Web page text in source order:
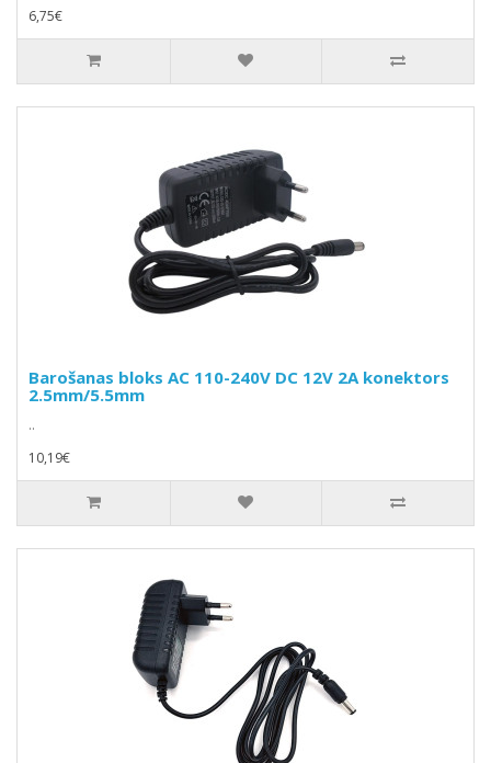
6,75€
Barošanas bloks AC 110-240V DC 12V 2A konektors
2.5mm/5.5mm
..
10,19€